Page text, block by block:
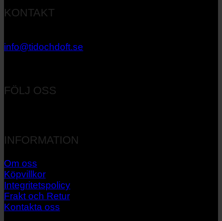
KONTAKT
info@tidochdoft.se
FÖLJ OSS
INFORMATION
Om oss
Köpvillkor
Integritetspolicy
Frakt och Retur
Kontakta oss